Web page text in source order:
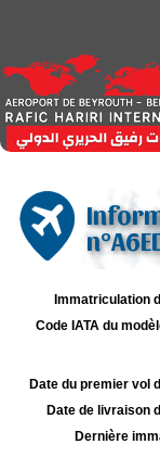
Immatriculation
Code IATA du
Date du premier vol
Date de livraison
Dernière